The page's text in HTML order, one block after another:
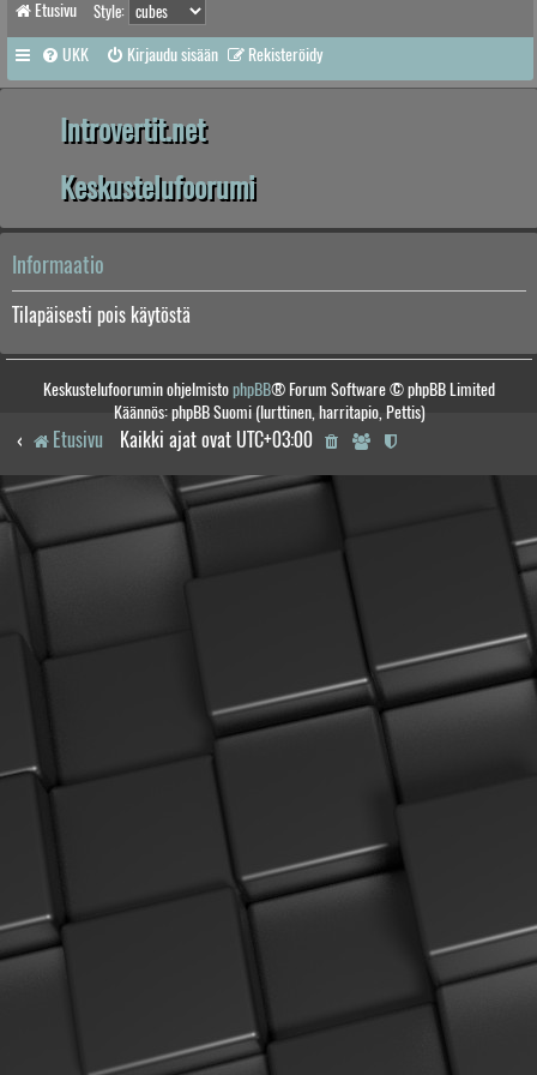
Etusivu Style:
UKK Kirjaudu sisään Rekisteröidy
Introvertit.net
Keskustelufoorumi
Informaatio
Tilapäisesti pois käytöstä
Keskustelufoorumin ohjelmistophpBB® Forum Software © phpBB Limited
Käännös: phpBB Suomi (lurttinen, harritapio, Pettis)
Etusivu Kaikki ajat ovat UTC+03:00